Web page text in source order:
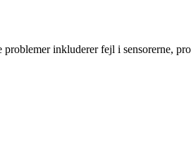
inkluderer fejl i sensorerne,